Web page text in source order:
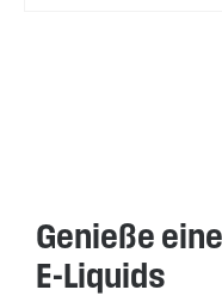
Genieße
E-Liquids